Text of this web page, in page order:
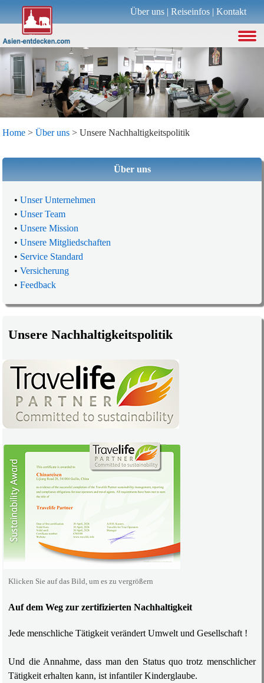
Über uns |Reiseinfos |Kontakt
Home >Über uns > Unsere Nachhaltigkeitspolitik
Über uns
•Unser Unternehmen
•Unser Team
•Unsere Mission
•Unsere Mitgliedschaften
• Service Standard
•Versicherung
•Feedback
Unsere Nachhaltigkeitspolitik
Klicken Sie auf das Bild, um es zu vergrößern
Auf dem Weg zur zertifizierten Nachhaltigkeit
Jede menschliche Tätigkeit verändert Umwelt und Gesellschaft !
Und die Annahme, dass man den Status quo trotz menschlicher
Tätigkeit erhalten kann, ist infantiler Kinderglaube.